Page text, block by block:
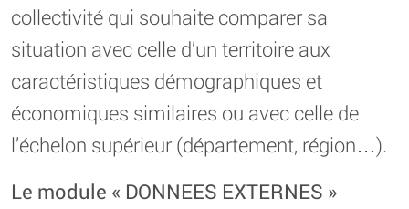
collectivité qui souhaite comparer sa
situation avec celle d’un territoire aux
caractéristiques démographiques et
économiques similaires ou avec celle de
l’échelon supérieur (département, région…).
Le module « DONNEES EXTERNES »